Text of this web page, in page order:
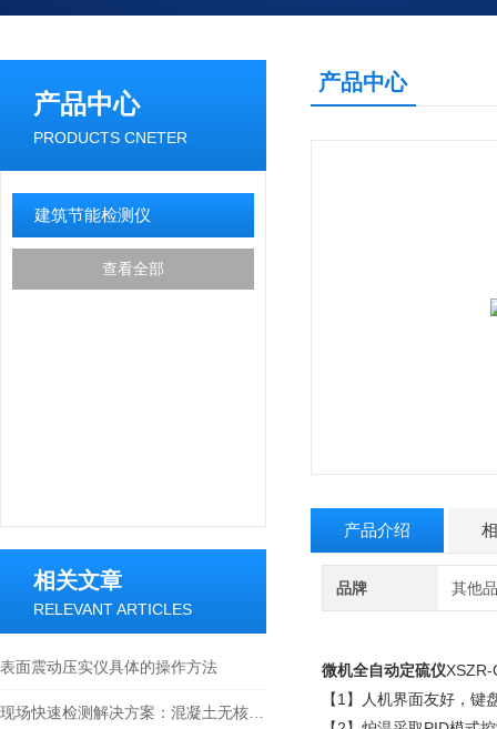
产品中心
PRODUCTS CNETER
建筑节能检测仪
查看全部
相关文章
RELEVANT ARTICLES
表面震动压实仪具体的操作方法
产品中心
产品介绍
品牌 其他
微机全自动定硫仪XSZR-
【1】人机界面友好，键